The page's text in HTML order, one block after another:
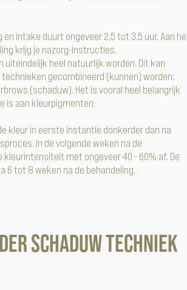
en intake duurt ongeveer 2,5 tot 3,5 uur. Aan
krijg je nazorg-instructies.
uiteindelijk heel natuurlijk worden. Dit kan
gecombineerd (kunnen) worden:
(schaduw). Het is vooral heel belangrijk
is aan kleurpigmenten.
kleur in eerste instantie donkerder dan na
In de volgende weken na de
kleurintensiteit met ongeveer 40 - 60% af. De
6 tot 8 weken na de behandeling.
schaduw techniek